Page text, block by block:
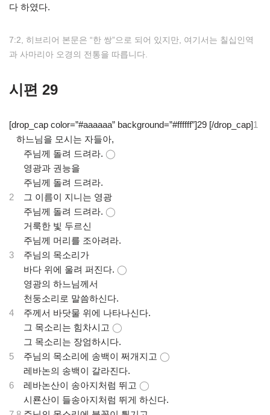
다 하였다.
7:2, 히브리어 본문은 “한 쌍”으로 되어 있지만, 여기서는 칠십인역
과 사마리아 오경의 전통을 따릅니다.
시편 29
[drop_cap color=”#aaaaaa” background=”#ffffff”]29 [/drop_cap]1
하느님을 모시는 자들아,
주님께 돌려 드려라. ◯
영광과 권능을
주님께 돌려 드려라.
2 그 이름이 지니는 영광
주님께 돌려 드려라. ◯
거룩한 빛 두르신
주님께 머리를 조아려라.
3 주님의 목소리가
바다 위에 울려 퍼진다. ◯
영광의 하느님께서
천둥소리로 말씀하신다.
4 주께서 바닷물 위에 나타나신다.
그 목소리는 힘차시고 ◯
그 목소리는 장엄하시다.
5 주님의 목소리에 송백이 쩌개지고 ◯
레바논의 송백이 갈라진다.
6 레바논산이 송아지처럼 뛰고 ◯
시룐산이 들송아지처럼 뛰게 하신다.